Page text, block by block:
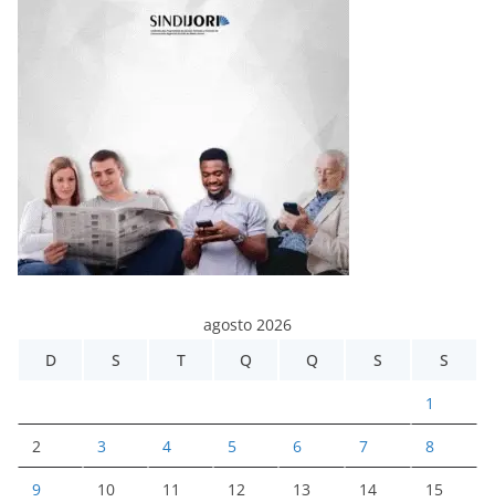
agosto 2026
D
S T Q Q S S
1
2 3 4 5 6 7 8
9 10 11 12 13 14 15